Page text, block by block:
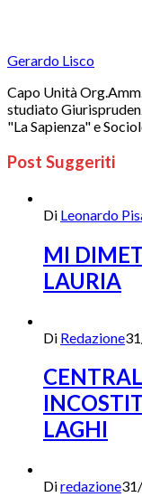
Gerardo Lisco
Capo Unità
studiato
"La Sapienza" e
Post Suggeriti
Di Leonardo
MI
LAURIA
Di Redazione
LAGHI
Diredazione